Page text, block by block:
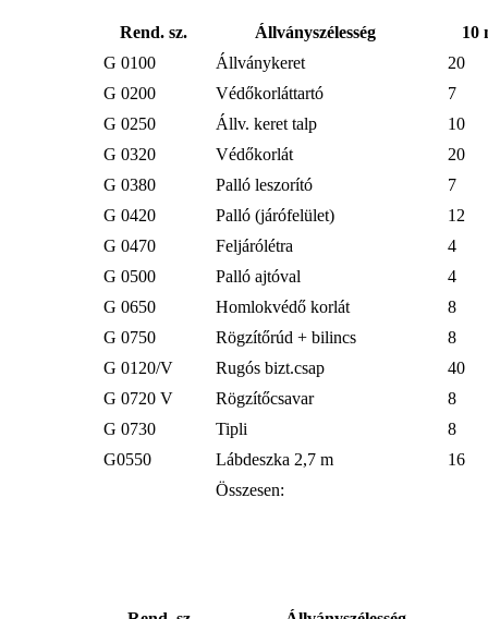
Rend. sz. Állványszélesség
10
G 0100
Állványkeret
20
G 0200
Védőkorláttartó
7
G 0250
Állv. keret talp
10
G 0320
Védőkorlát
20
G 0380
Palló leszorító
7
G 0420
Palló (járófelület)
12
G 0470
Feljárólétra
4
G 0500
Palló ajtóval
4
G 0650
Homlokvédő korlát
8
G 0750
Rögzítőrúd + bilincs
8
G 0120/V
Rugós bizt.csap
40
G 0720 V
Rögzítőcsavar
8
G 0730
Tipli
8
G0550
Lábdeszka 2,7 m
16
Összesen: